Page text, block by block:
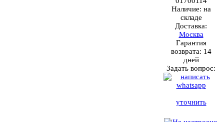
Наличие: на
складе
Доставка:
Москва
Гарантия
возврата: 14
дней
Задать вопрос:
уточнить